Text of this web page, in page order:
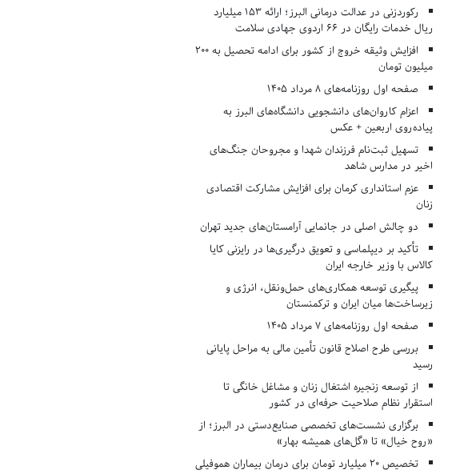
رکوردزنی در عدالت درمانی البرز؛ ارائه ۱۵۳ میلیارد
ریال خدمات رایگان در ۶۶ اردوی جهادی سلامت
افزایش وثیقه خروج از کشور برای ادامه تحصیل به ۲۰۰
میلیون تومان
صفحه اول روزنامه‌های 8 مرداد 1405
اعزام کاروان‌های دانشجویی دانشگاه‌های البرز به
پیاده‌روی اربعین + عکس
تسهیل ثبت‌نام فرزندان شهدا و مجروحان جنگ‌های
اخیر در مدارس شاهد
عزم استانداری کرمان برای افزایش مشارکت اقتصادی
زنان
دو چالش اصلی در جانمایی آرامستان‌های جدید تهران
تأکید بر دیپلماسی و تعویق درگیری‌ها در رایزنی کایا
کالاس با وزیر خارجه ایران
پیگیری توسعه همکاری‌های حمل‌ونقل، انرژی و
زیرساخت‌ها میان ایران و ترکمنستان
صفحه اول روزنامه‌های 7 مرداد 1405
بررسی طرح اصلاح قانون تأمین مالی به مراحل پایانی
رسید
از توسعه زنجیره اشتغال زنان و مشاغل خانگی تا
استقرار نظام صلاحیت حرفه‌ای در کشور
برگزاری نشست‌های تخصصی صنایع‌دستی در البرز؛ از
«روح خیال» تا «گل‌های همیشه بهار»
تخصیص ۲۰ میلیارد تومان برای درمان بیماران هموفیلی